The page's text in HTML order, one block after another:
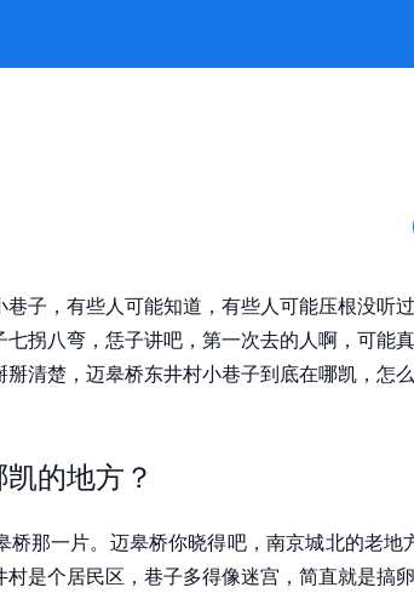
？ -jiuyou九游娱乐官方
子，有些人可能知道，有些人可能压根没听
拐八弯，恁子讲吧，第一次去的人啊，可能
清楚，迈皋桥东井村小巷子到底在哪凯，怎
的地方？
那一片。迈皋桥你晓得吧，南京城北的老地
是个居民区，巷子多得像迷宫，简直就是搞